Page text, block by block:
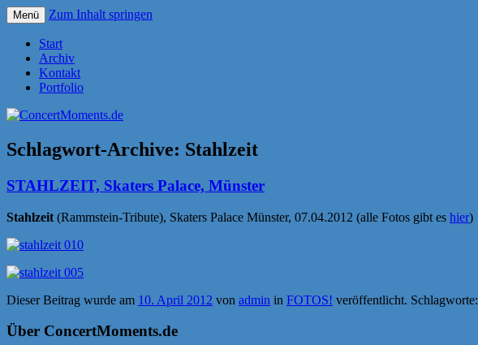
ConcertMoments.de
Menü Zum Inhalt springen
Start
Archiv
Kontakt
Portfolio
Schlagwort-Archive: Stahlzeit
STAHLZEIT, Skaters Palace, Münster
Stahlzeit (Rammstein-Tribute), Skaters Palace Münster, 07.04.2012 (alle Fotos gibt es hier)
Dieser Beitrag wurde am 10. April 2012 von admin in FOTOS! veröffentlicht. Schlagworte:
Über ConcertMoments.de